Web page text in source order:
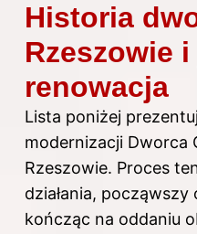
Historia
Rzeszowie
renowacja
Lista poniżej
modernizacji Dworca
Rzeszowie. Proces
działania,
kończąc na oddaniu